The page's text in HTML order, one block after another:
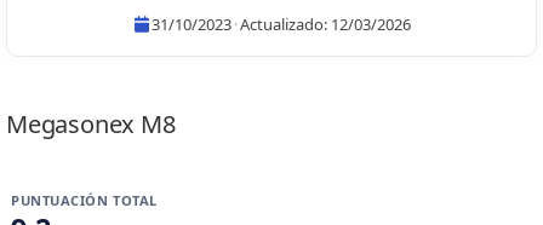
31/10/2023·Actualizado: 12/03/2026
Megasonex M8
PUNTUACIÓN TOTAL